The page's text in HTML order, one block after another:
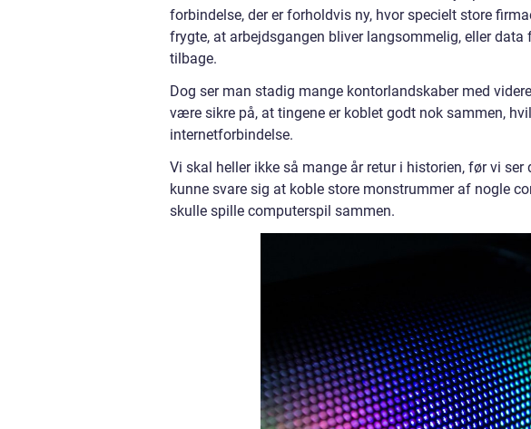
forbindelse, der er forholdvis ny, hvor specielt store
frygte, at arbejdsgangen bliver langsommelig, eller
tilbage.
Dog ser man stadig mange kontorlandskaber med
være sikre på, at tingene er koblet godt nok sammen,
internetforbindelse.
Vi skal heller ikke så mange år retur i historien, før vi
kunne svare sig at koble store monstrummer af nogle
skulle spille computerspil sammen.